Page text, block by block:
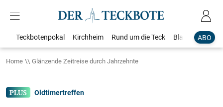
ABO
Teckbotenpokal Kirchheim Rund um die Teck Blaulicht
Home Glänzende Zeitreise durch Jahrzehnte
Oldtimertreffen